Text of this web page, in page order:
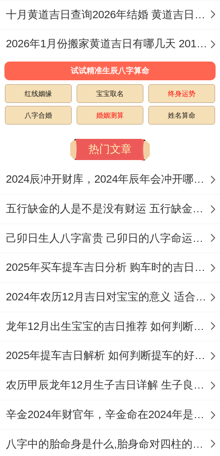
有平与。
像5月4日、11日、18日、24日跟27日这些
日子，也都是五月里不错的选择 各有侧重，
可能依据个人的实际状况同偏好来定。
2026年6月离婚日子
日子被标记为适宜**离婚.选择一个合适的时
焦灼，多一份冷静与决断。
十月黄道吉日查询2026年结婚 黄道吉日2026年10月结婚
2026年1月份搬家黄道吉日有哪几天 2016年1月搬家黄道吉日
试试精准生辰八字算命
红线姻缘 宝宝取名 终身运势
八字合婚 婚姻测算 姓名算命
热门文章
2024辰冲开财库，2024年辰年会冲开哪些人的财库
五行缺金的人是不是没有财运 五行缺金的人命运好不好
己卯日生人八字富贵 己卯日的八字命运如何
2025年买车提车吉日分析 购车时的吉日与禁忌
2024年农历12月吉日对宝宝的意义 适合龙年宝宝出生的日子有哪些
龙年12月出生宝宝的吉日推荐 如何判断吉日是否适合宝宝
2025年提车吉日解析 如何判断提车的好日子
农历甲辰龙年12月生子吉日详解 生子良辰的影响因素
辛金2024年财官年，辛金命在2024年是财官年还是财印年
八字中的胎命身是什么,胎身命对四柱的影响